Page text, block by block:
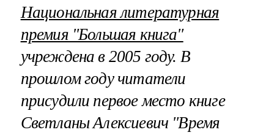
Национальная литературная
премия "Большая книга"
учреждена в 2005 году. В
прошлом году читатели
присудили первое место книге
Светланы Алексиевич "Время